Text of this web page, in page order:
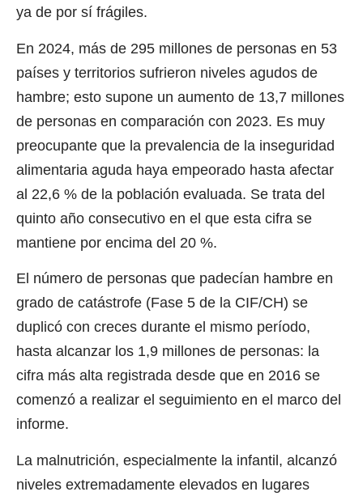
ya de por sí frágiles.
En 2024, más de 295 millones de personas en 53
países y territorios sufrieron niveles agudos de
hambre; esto supone un aumento de 13,7 millones
de personas en comparación con 2023. Es muy
preocupante que la prevalencia de la inseguridad
alimentaria aguda haya empeorado hasta afectar
al 22,6 % de la población evaluada. Se trata del
quinto año consecutivo en el que esta cifra se
mantiene por encima del 20 %.
El número de personas que padecían hambre en
grado de catástrofe (Fase 5 de la CIF/CH) se
duplicó con creces durante el mismo período,
hasta alcanzar los 1,9 millones de personas: la
cifra más alta registrada desde que en 2016 se
comenzó a realizar el seguimiento en el marco del
informe.
La malnutrición, especialmente la infantil, alcanzó
niveles extremadamente elevados en lugares